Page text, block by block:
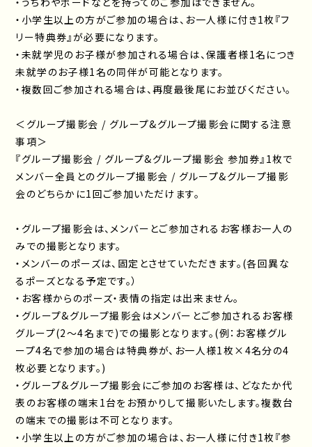
・小学生以上の方がご参加の場合は、お一人様に付き1枚『フ
リー特典券』が必要になります。
・未就学児のお子様が参加される場合は、保護者様1名につき
未就学のお子様1名の同伴が可能となります。
・複数回ご参加される場合は、再度最後尾にお並びください。
＜グループ撮影会 / グループ&グループ撮影会に関する注意
事項＞
『グループ撮影会 / グループ&グループ撮影会 参加券』1枚で
メンバー全員とのグループ撮影会 / グループ&グループ撮影
会のどちらかに1回ご参加いただけます。
・グループ撮影会は、メンバーとご参加されるお客様お一人の
みでの撮影となります。
・メンバーのポーズは、固定とさせていただきます。(各回異な
るポーズとなる予定です。）
・お客様からのポーズ・表情の指定は出来ません。
・グループ&グループ撮影会はメンバーとご参加されるお客様
グループ(2〜4名まで)での撮影となります。(例：お客様グル
ープ4名で参加の場合は特典券が、お一人様1枚×4名分の4
枚必要となります。)
・グループ&グループ撮影会にご参加のお客様は、どなたか代
表のお客様の端末1台をお預かりして撮影いたします。複数台
の端末での撮影は不可となります。
・小学生以上の方がご参加の場合は、お一人様に付き1枚『参